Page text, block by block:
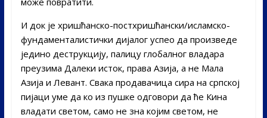
И док је хришћанско-постхришћански/исламско-
фундаменталистички дијалог успео да произведе
једино деструкцију, палицу глобалног владара
преузима Далеки исток, права Азија, а не Мала
Азија и Левант. Свака продавачица сира на српској
пијаци уме да ко из пушке одговори да ће Кина
владати светом, само не зна којим светом, не